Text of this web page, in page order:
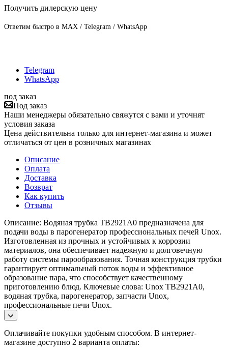
Получить дилерскую цену
Ответим быстро в MAX / Telegram / WhatsApp
Telegram
WhatsApp
под заказ
Под заказ
Наши менеджеры обязательно свяжутся с вами и уточнят
условия заказа
Цена действительна только для интернет-магазина и может
отличаться от цен в розничных магазинах
Описание
Оплата
Доставка
Возврат
Как купить
Отзывы
Описание: Водяная трубка TB2921A0 предназначена для
подачи воды в парогенератор профессиональных печей Unox.
Изготовленная из прочных и устойчивых к коррозии
материалов, она обеспечивает надежную и долговечную
работу системы парообразования. Точная конструкция трубки
гарантирует оптимальный поток воды и эффективное
образование пара, что способствует качественному
приготовлению блюд. Ключевые слова: Unox TB2921A0,
водяная трубка, парогенератор, запчасти Unox,
профессиональные печи Unox.
Оплачивайте покупки удобным способом. В интернет-
магазине доступно 2 варианта оплаты: